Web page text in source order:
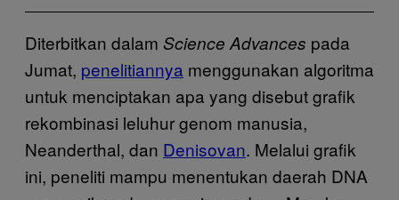
Diterbitkan dalam Science Advances pada
Jumat, penelitiannya menggunakan algoritma
untuk menciptakan apa yang disebut grafik
rekombinasi leluhur genom manusia,
Neanderthal, dan Denisovan. Melalui grafik
ini, peneliti mampu menentukan daerah DNA